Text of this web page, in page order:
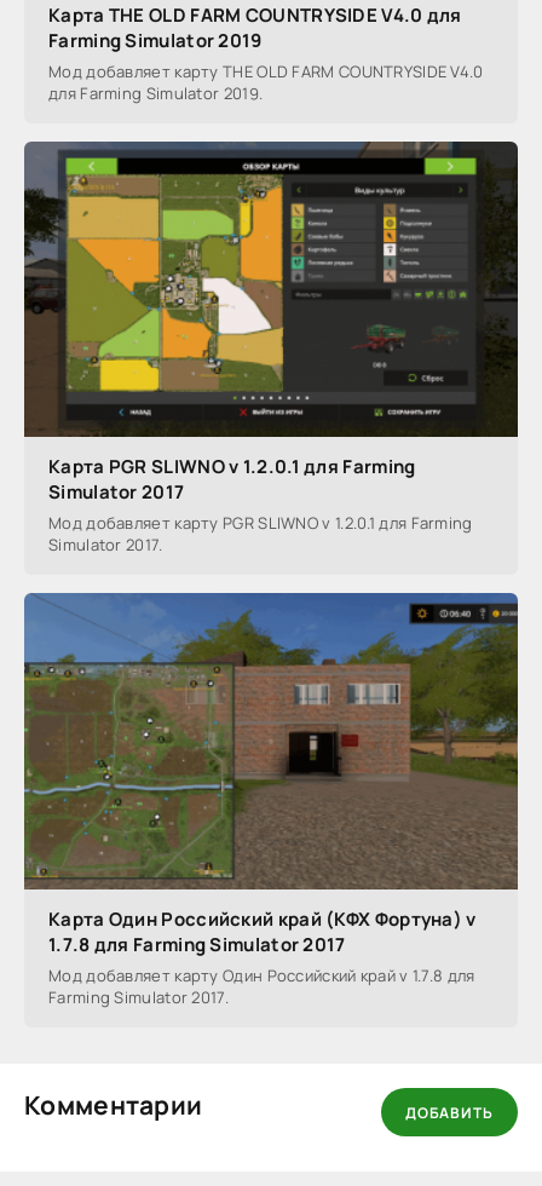
Карта THE OLD FARM COUNTRYSIDE V4.0 для
Farming Simulator 2019
Мод добавляет карту THE OLD FARM COUNTRYSIDE V4.0
для Farming Simulator 2019.
Карта PGR SLIWNO v 1.2.0.1 для Farming
Simulator 2017
Мод добавляет карту PGR SLIWNO v 1.2.0.1 для Farming
Simulator 2017.
Карта Один Российский край (КФХ Фортуна) v
1.7.8 для Farming Simulator 2017
Мод добавляет карту Один Российский край v 1.7.8 для
Farming Simulator 2017.
Комментарии ДОБАВИТЬ